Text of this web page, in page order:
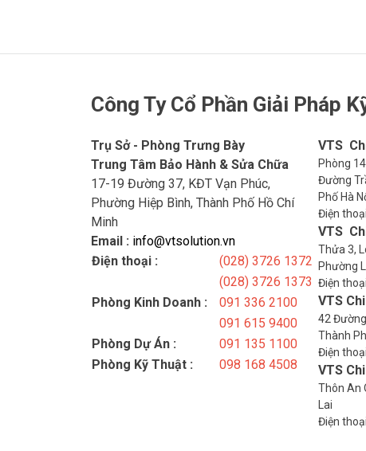
Công Ty Cổ Phần Giải Pháp
Trụ Sở - Phòng Trưng Bày
Trung Tâm Bảo Hành & Sửa Chữa
17-19 Đường 37, KĐT Vạn Phúc,
Phường Hiệp Bình, Thành Phố Hồ Chí
Minh
Email : info@vtsolution.vn
Điện thoại :
(028) 3726 1372
(028) 3726 1373
Phòng Kinh Doanh :
091 336 2100
091 615 9400
Phòng Dự Án :
091 135 1100
Phòng Kỹ Thuật :
098 168 4508
VTS
Phòng
Đường
Phố Hà
Điện
VTS
Thửa 3,
Phường
Điện
VTS
42
Thành
Điện
VTS
Thôn An
Lai
Điện